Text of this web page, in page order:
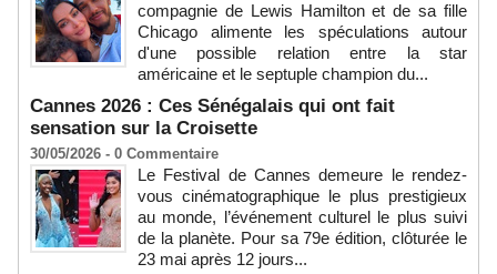
compagnie de Lewis Hamilton et de sa fille
Chicago alimente les spéculations autour
d'une possible relation entre la star
américaine et le septuple champion du...
Cannes 2026 : Ces Sénégalais qui ont fait
sensation sur la Croisette
30/05/2026 - 0 Commentaire
Le Festival de Cannes demeure le rendez-
vous cinématographique le plus prestigieux
au monde, l’événement culturel le plus suivi
de la planète. Pour sa 79e édition, clôturée le
23 mai après 12 jours...